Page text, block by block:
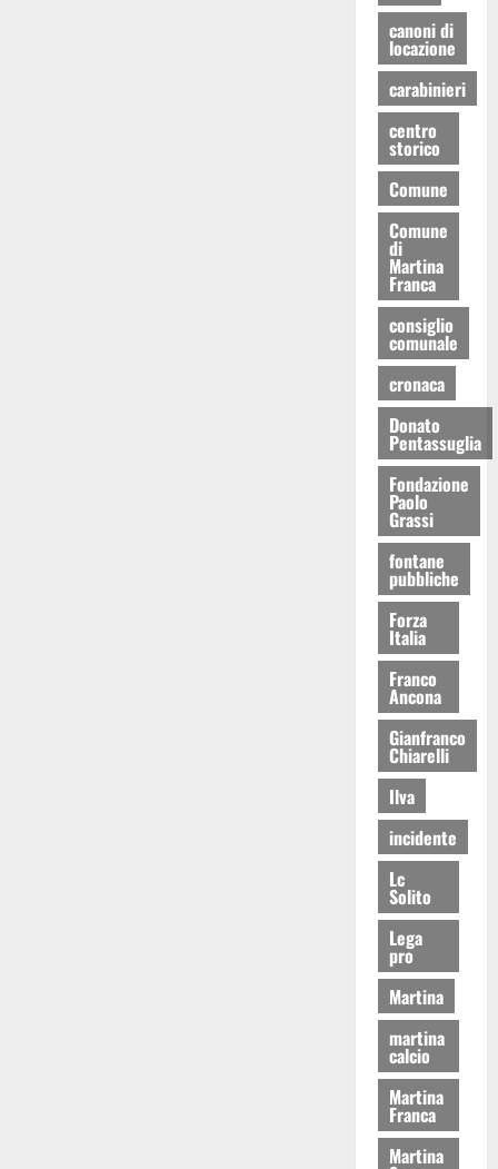
canoni di
locazione
carabinieri
centro
storico
Comune
Comune
di
Martina
Franca
consiglio
comunale
cronaca
Donato
Pentassuglia
Fondazione
Paolo
Grassi
fontane
pubbliche
Forza
Italia
Franco
Ancona
Gianfranco
Chiarelli
Ilva
incidente
Lc
Solito
Lega
pro
Martina
martina
calcio
Martina
Franca
Martina